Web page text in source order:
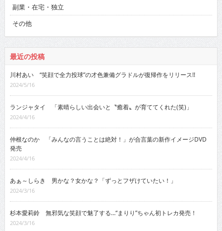
副業・在宅・独立
その他
最近の投稿
川村あい “笑顔で全力投球”の才色兼備グラドルが復帰作をリリース!!
2024/5/16
ランジャタイ 「素晴らしい出会いと〝癒着〟が育ててくれた(笑)」
2024/4/16
仲根なのか 「みんなの言うことは絶対！」が合言葉の新作イメージDVD
発売
2024/4/16
あぁ～しらき 男かな？女かな？「ずっとフザけていたい！」
2024/3/16
杉本愛莉鈴 無邪気な笑顔で魅了する…“まりり”ちゃん初トレカ発売！
2024/3/16